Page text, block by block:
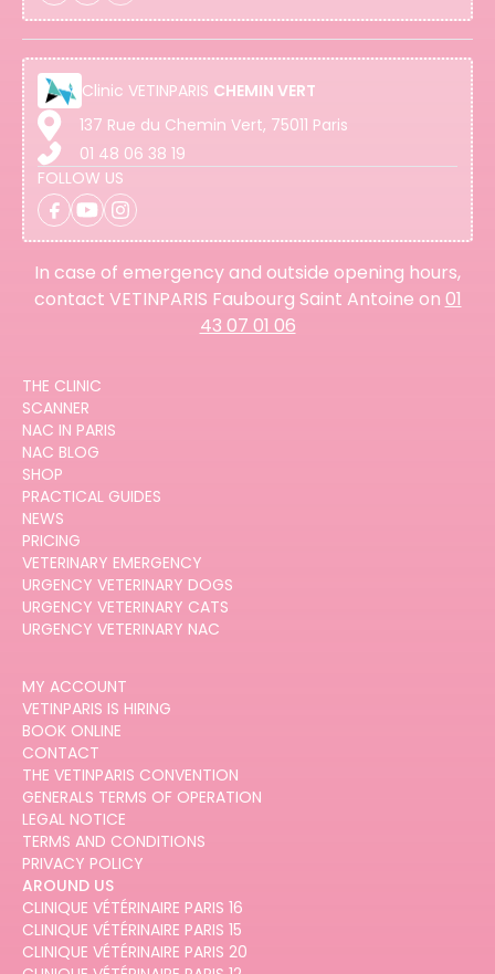
Clinic VETINPARIS CHEMIN VERT
137 Rue du Chemin Vert, 75011 Paris
01 48 06 38 19
FOLLOW US
In case of emergency and outside opening hours,
contact VETINPARIS Faubourg Saint Antoine on 01
43 07 01 06
THE CLINIC
SCANNER
NAC IN PARIS
NAC BLOG
SHOP
PRACTICAL GUIDES
NEWS
PRICING
VETERINARY EMERGENCY
URGENCY VETERINARY DOGS
URGENCY VETERINARY CATS
URGENCY VETERINARY NAC
MY ACCOUNT
VETINPARIS IS HIRING
BOOK ONLINE
CONTACT
THE VETINPARIS CONVENTION
GENERALS TERMS OF OPERATION
LEGAL NOTICE
TERMS AND CONDITIONS
PRIVACY POLICY
AROUND US
CLINIQUE VÉTÉRINAIRE PARIS 16
CLINIQUE VÉTÉRINAIRE PARIS 15
CLINIQUE VÉTÉRINAIRE PARIS 20